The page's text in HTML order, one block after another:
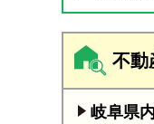
不動
岐阜県